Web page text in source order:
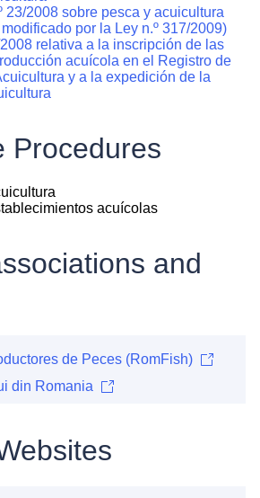
23/2008 sobre pesca y acuicultura
por la Ley n.º 317/2009)
relativa a la inscripción de las
acuícola en el Registro de
y a la expedición de la
Procedures
acuícolas
and
de Peces (RomFish)
din Romania